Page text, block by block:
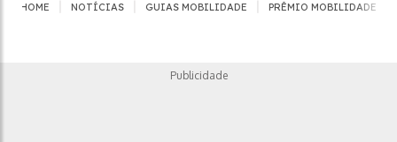
HOME NOTÍCIAS GUIAS MOBILIDADE PRÊMIO MOBILIDADE
Publicidade